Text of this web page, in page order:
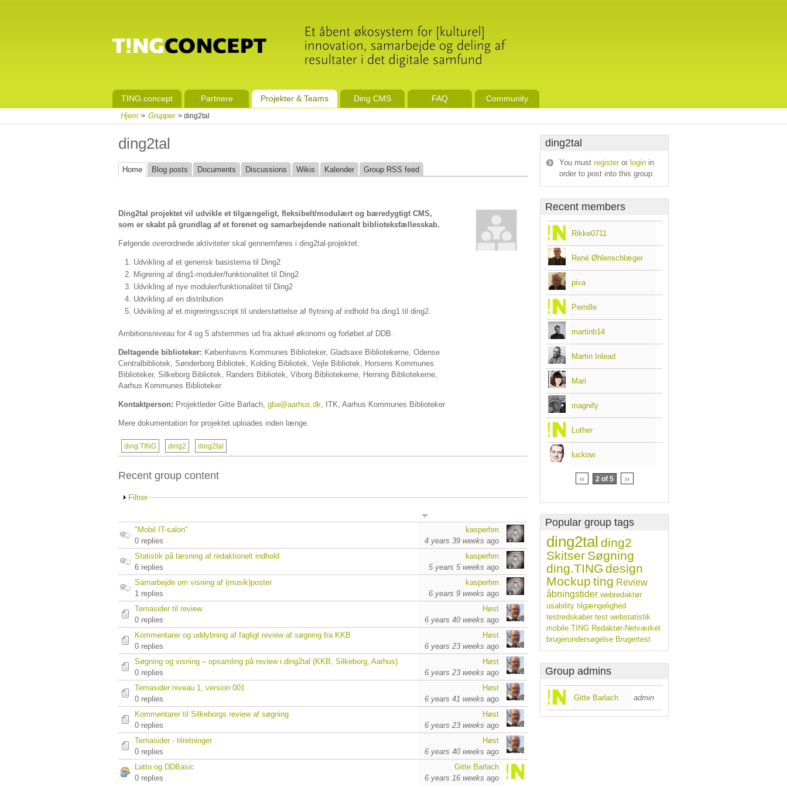
TING.concept Partnere Projekter & Teams Ding CMS FAQ Community
Hjem > Grupper > ding2tal
ding2tal
Home Blog posts Documents Discussions Wikis Kalender Group RSS feed
Ding2tal projektet vil udvikle et tilgængeligt, fleksibelt/modulært og bæredygtigt CMS,
som er skabt på grundlag af et forenet og samarbejdende nationalt biblioteksfællesskab.
Følgende overordnede aktiviteter skal gennemføres i ding2tal-projektet:
Udvikling af et generisk basistema til Ding2
Migrering af ding1-moduler/funktionalitet til Ding2
Udvikling af nye moduler/funktionalitet til Ding2
Udvikling af en distribution
Udvikling af et migreringsscript til understøttelse af flytning af indhold fra ding1 til ding2.
Ambitionsniveau for 4 og 5 afstemmes ud fra aktuel økonomi og forløbet af DDB.
Deltagende biblioteker: Københavns Kommunes Biblioteker, Gladsaxe Bibliotekerne, Odense
Centralbibliotek, Sønderborg Bibliotek, Kolding Bibliotek, Vejle Bibliotek, Horsens Kommunes
Biblioteker, Silkeborg Bibliotek, Randers Bibliotek, Viborg Bibliotekerne, Herning Bibliotekerne,
Aarhus Kommunes Biblioteker
Kontaktperson: Projektleder Gitte Barlach, gba@aarhus.dk, ITK, Aarhus Kommunes Biblioteker
Mere dokumentation for projektet uploades inden længe.
ding.TING ding2 ding2tal
Recent group content
Filtrer
"Mobil IT-salon"
0 replies
kasperhm
4 years 39 weeks ago
Statistik på læsning af redaktionelt indhold
6 replies
kasperhm
5 years 5 weeks ago
Samarbejde om visning af (musik)poster
1 replies
kasperhm
6 years 9 weeks ago
Temasider til review
0 replies
Høst
6 years 40 weeks ago
Kommentarer og uddybning af fagligt review af søgning fra KKB
0 replies
Høst
6 years 23 weeks ago
Søgning og visning – opsamling på review i ding2tal (KKB, Silkeborg, Aarhus)
0 replies
Høst
6 years 23 weeks ago
Temasider niveau 1, version 001
0 replies
Høst
6 years 41 weeks ago
Kommentarer til Silkeborgs review af søgning
0 replies
Høst
6 years 23 weeks ago
Temasider - tilretninger
0 replies
Høst
6 years 40 weeks ago
Latto og DDBasic
0 replies
Gitte Barlach
6 years 16 weeks ago
ding2tal
You must registeror login in
order to post into this group.
Recent members
Rikke0711
René Øhlenschlæger
piva
Pernille
martinb14
Martin Inlead
Mari
magnify
Luther
luckow
‹‹ 2 of 5 ››
Popular group tags
ding2tal ding2
Skitser Søgning
ding.TING design
Mockup ting Review
åbningstider webredaktør
usability tilgængelighed
testredskaber test webstatistik
mobile.TING Redaktør-Netværket
brugerundersøgelse Brugertest
Group admins
Gitte Barlach admin